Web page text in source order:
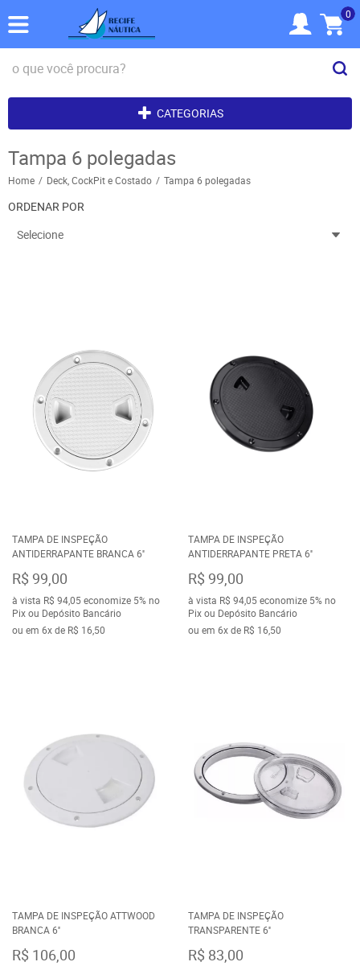
0
CATEGORIAS
Tampa 6 polegadas
Home Deck, CockPit e Costado Tampa 6 polegadas
ORDENAR POR
Selecione
TAMPA DE INSPEÇÃO
ANTIDERRAPANTE BRANCA 6''
R$ 99,00
à vista R$ 94,05economize 5%no
Pix ou Depósito Bancário
ou em 6xde R$ 16,50
TAMPA DE INSPEÇÃO
ANTIDERRAPANTE PRETA 6''
R$ 99,00
à vista R$ 94,05economize 5%no
Pix ou Depósito Bancário
ou em 6xde R$ 16,50
TAMPA DE INSPEÇÃO ATTWOOD
BRANCA 6''
R$ 106,00
TAMPA DE INSPEÇÃO
TRANSPARENTE 6''
R$ 83,00